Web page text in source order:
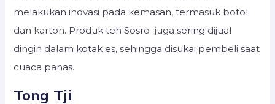
melakukan inovasi pada kemasan, termasuk botol
dan karton. Produk teh Sosro juga sering dijual
dingin dalam kotak es, sehingga disukai pembeli saat
cuaca panas.
Tong Tji